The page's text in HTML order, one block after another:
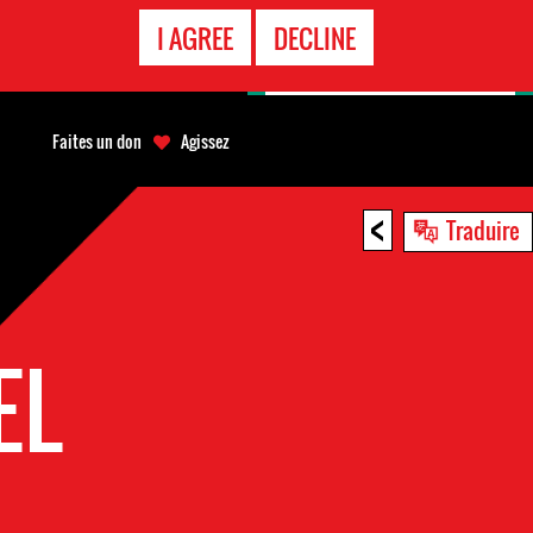
I AGREE DECLINE
< Traduire
Faites un don Agissez
D'URGENCE